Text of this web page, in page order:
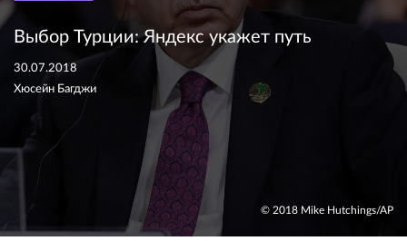
Выбор Турции: Яндекс укажет путь
30.07.2018
Хюсейн Багджи
© 2018 Mike Hutchings/AP